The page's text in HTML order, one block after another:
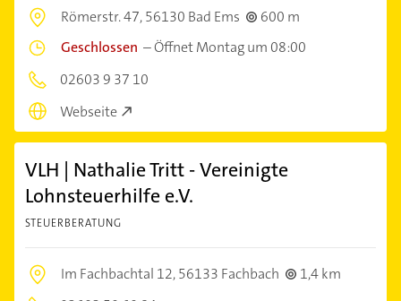
Römerstr. 47,56130 Bad Ems
600 m
Geschlossen –Öffnet Montag um 08:00
02603 9 37 10
Webseite
VLH | Nathalie Tritt - Vereinigte
Lohnsteuerhilfe e.V.
STEUERBERATUNG
Im Fachbachtal 12,56133 Fachbach
1,4 km